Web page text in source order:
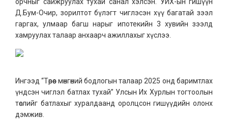
Д.Бум-Очир, зорилтот бүлэгт чиглэсэн хүү багатай зээл
гаргах, улмаар багш нарыг ипотекийн 3 хувийн зээлд
хамруулах талаар анхаарч ажиллахыг хүслээ.
Ингээд “Төрөөс мөнгөний бодлогын талаар 2025 онд баримтлах
үндсэн чиглэл батлах тухай” Улсын Их Хурлын тогтоолын
төслийг батлахыг хуралдаанд оролцсон гишүүдийн олонх
дэмжив.